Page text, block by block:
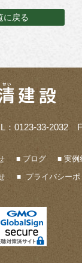
に戻る
：0123-33-2032
ブログ 実例
プライバシーポ